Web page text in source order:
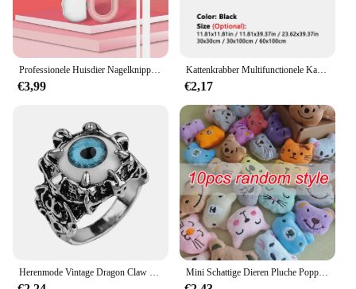
€3,99
Kattenkrabber Multifunctionele Kat Levert Zelfklevende Klauwslijper Trimbare Krabpaal Kattenboomtoren Speelgoedaccessoires
€2,17
Mini Schattige Dieren Pluche Poppen 5-6Cm Knuffels Meisje Pluche Klauw Machine Pop Accessoires Verjaardagsfeest Kerstcadeau Beloning